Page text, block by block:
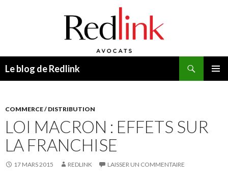
Le blog de Redlink
COMMERCE / DISTRIBUTION
LOI MACRON : EFFETS SUR
LA FRANCHISE
17 MARS 2015 REDLINK LAISSER UN COMMENTAIRE